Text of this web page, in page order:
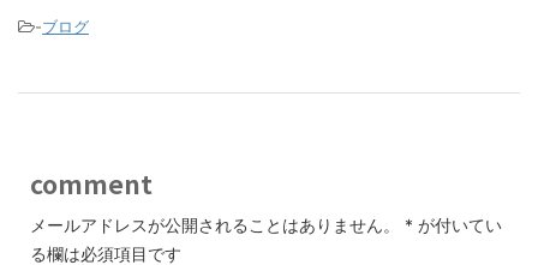
o
k
-ブログ
comment
メールアドレスが公開されることはありません。 * が付いてい
る欄は必須項目です